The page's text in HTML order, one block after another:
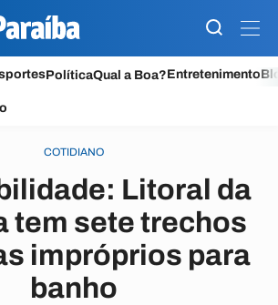
PolíticaQual a Boa?Entretenimento
COTIDIANO
Litoral da
tem sete trechos
impróprios para
banho